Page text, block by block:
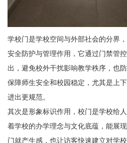
学校门是学校空间与外部社会的分界
安全防护与管理作用，它通过门禁管
出，避免校外干扰影响教学秩序，也
保障师生安全和校园稳定，尤其是上
进出更规范。
其次是形象标识作用，校门是学校给
着学校的办学理念与文化底蕴，能展
门就产生感，也让访客快速建立对学校